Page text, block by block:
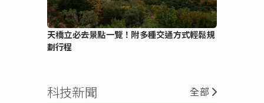
天橋立必去景點一覽！附多種交通方式輕鬆規
劃行程
科技新聞 全部